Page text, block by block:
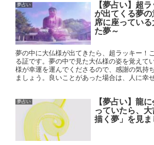
夢占い
【夢占い】超
が出てくる夢
席に座ってい
た夢～
夢の中に大仏様が出てきたら、超ラッキー！
る証です。夢の中で見た大仏様の姿を覚えて
様が幸運を運んでくださるので、感謝の気持
ましょう。良いことがあった場合は、人に幸
夢占い
【夢占い】龍
っていたら、
描く夢」を見ま